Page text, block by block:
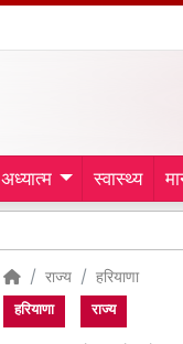
अध्यात्म स्वास्थ्य
राज्य हरियाणा
हरियाणा राज्य